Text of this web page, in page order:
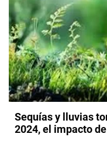
Sequías y lluvias
2024, el impacto